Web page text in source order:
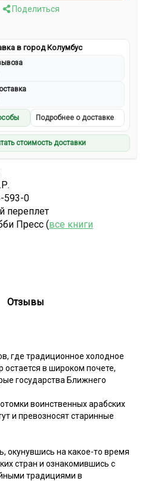
Поделиться
в город Колумбус
Подробнее о доставке
стоимость доставки
593-0
переплет
Пресс (все книги
Отзывы
где традиционное холодное
остается в широком почете,
государства Ближнего
воинственных арабских
и превозносят старинные
окунувшись на какое-то время
стран и ознакомившись с
традициями в